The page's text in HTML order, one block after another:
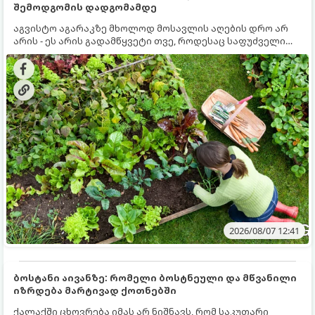
შემოდგომის დადგომამდე
აგვისტო აგარაკზე მხოლოდ მოსავლის აღების დრო არ
არის - ეს არის გადამწყვეტი თვე, როდესაც საფუძველი
ეყრება მომავალი წლის მოსავალს და ბაღი მზადდება
შემოდგომა-ზამთრის სეზონისთვის. იმისათვის, რომ
ნიადაგმა ენერგია აღიდგინოს, ხოლო მცენარეებმა
ზამთარს გაუძლონ, აგვისტოს ბოლომდე 5
მნიშვნელოვანი საქმის გაკეთება უნდა მოასწროთ:
2026/08/07 12:41
ბოსტანი აივანზე: რომელი ბოსტნეული და მწვანილი
იზრდება მარტივად ქოთნებში
ქალაქში ცხოვრება იმას არ ნიშნავს, რომ საკუთარი